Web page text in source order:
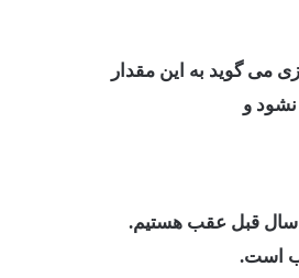
می گوید به این مقدار
نشود و